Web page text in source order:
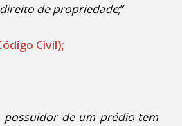
de propriedade;”
Civil);
de um prédio tem